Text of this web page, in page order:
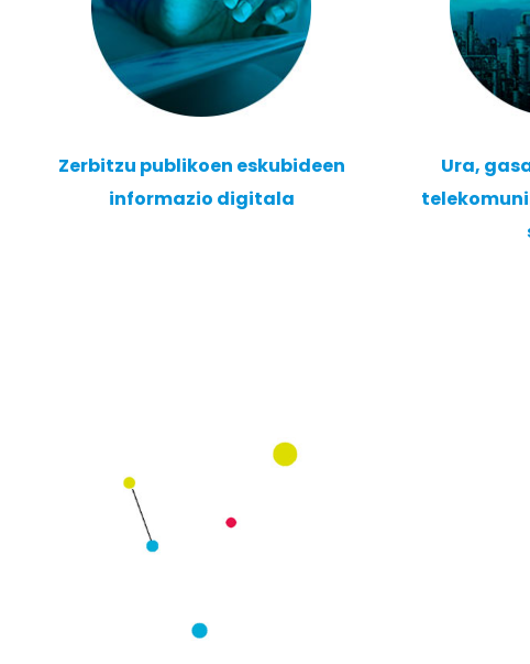
Zerbitzu publikoen eskubideen
informazio digitala
Ura,